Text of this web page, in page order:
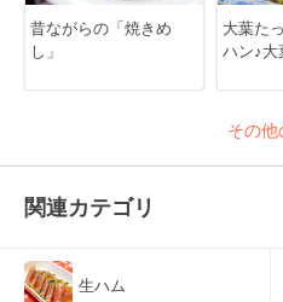
昔ながらの「焼きめ
し」
大葉た
ハン♪大
その
関連カテゴリ
生ハム